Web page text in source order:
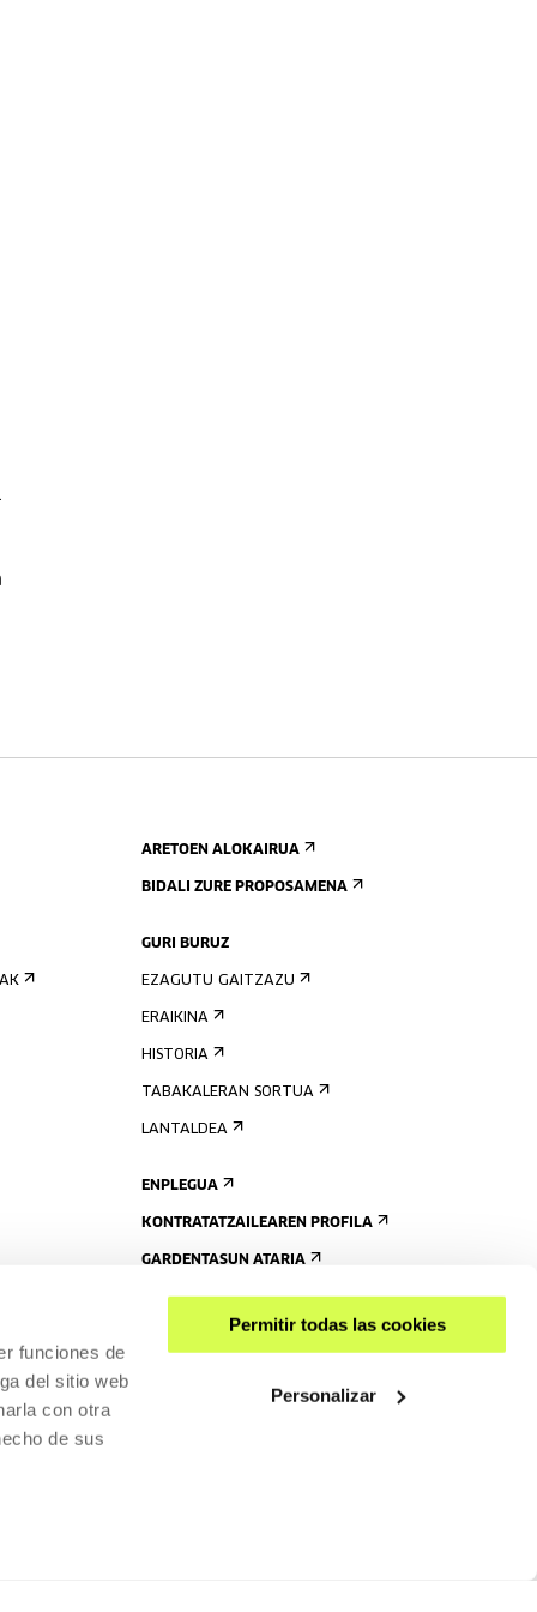
funciones de
del sitio web
con otra
de sus
Permitir todas las cookies
Personalizar
ARETOEN ALOKAIRUA
BIDALI ZURE PROPOSAMENA
GURI BURUZ
EZAGUTU GAITZAZU
ERAIKINA
HISTORIA
TABAKALERAN SORTUA
LANTALDEA
ENPLEGUA
KONTRATATZAILEAREN PROFILA
GARDENTASUN ATARIA